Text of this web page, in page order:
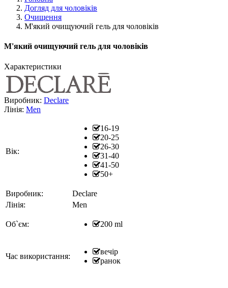
Догляд для чоловіків
Очищення
М'який очищуючий гель для чоловіків
М'який очищуючий гель для чоловіків
Характеристики
Виробник: Declare
Лінія: Men
Вік:
16-19
20-25
26-30
31-40
41-50
50+
Виробник:
Declare
Лінія:
Men
Об`єм: 200 ml
Час використання:
вечір
ранок